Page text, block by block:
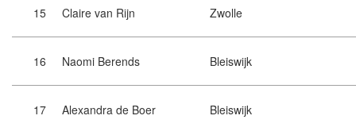
15 Claire van Rijn Zwolle
16 Naomi Berends Bleiswijk
17 Alexandra de Boer Bleiswijk